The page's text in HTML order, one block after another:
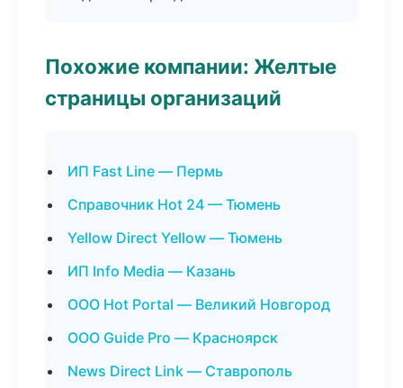
Похожие компании: Желтые
страницы организаций
ИП Fast Line — Пермь
Справочник Hot 24 — Тюмень
Yellow Direct Yellow — Тюмень
ИП Info Media — Казань
ООО Hot Portal — Великий Новгород
ООО Guide Pro — Красноярск
News Direct Link — Ставрополь